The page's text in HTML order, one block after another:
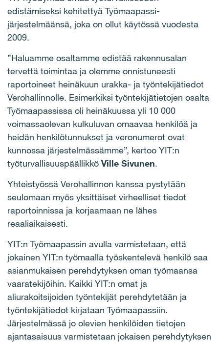
edistämiseksi kehitettyä Työmaapassi-
järjestelmäänsä, joka on ollut käytössä vuodesta
2009.
”Haluamme osaltamme edistää rakennusalan
tervettä toimintaa ja olemme onnistuneesti
raportoineet heinäkuun urakka- ja työntekijätiedot
Verohallinnolle. Esimerkiksi työntekijätietojen osalta
Työmaapassissa oli heinäkuussa yli 10 000
voimassaolevan kulkuluvan omaavaa henkilöä ja
heidän henkilötunnukset ja veronumerot ovat
kunnossa järjestelmässämme”, kertoo YIT:n
työturvallisuuspäällikkö Ville Sivunen.
Yhteistyössä Verohallinnon kanssa pystytään
seulomaan myös yksittäiset virheelliset tiedot
raportoinnissa ja korjaamaan ne lähes
reaaliaikaisesti.
YIT:n Työmaapassin avulla varmistetaan, että
jokainen YIT:n työmaalla työskentelevä henkilö saa
asianmukaisen perehdytyksen oman työmaansa
vaaratekijöihin. Kaikki YIT:n omat ja
aliurakoitsijoiden työntekijät perehdytetään ja
työntekijätiedot kirjataan Työmaapassiin.
Järjestelmässä jo olevien henkilöiden tietojen
ajantasaisuus varmistetaan jokaisen perehdytyksen